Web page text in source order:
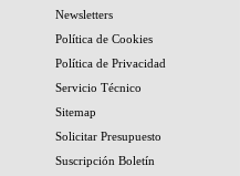
Newsletters
Política de Cookies
Política de Privacidad
Servicio Técnico
Sitemap
Solicitar Presupuesto
Suscripción Boletín